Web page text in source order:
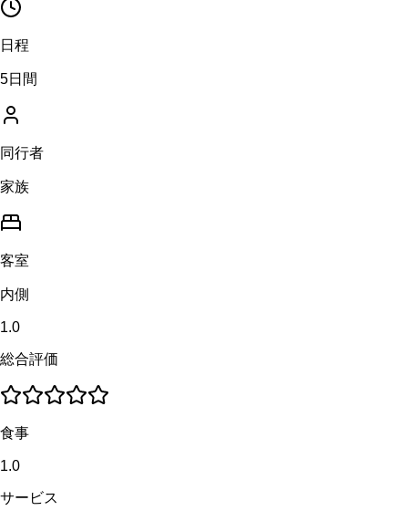
日程
5日間
同行者
家族
客室
内側
1.0
総合評価
食事
1.0
サービス